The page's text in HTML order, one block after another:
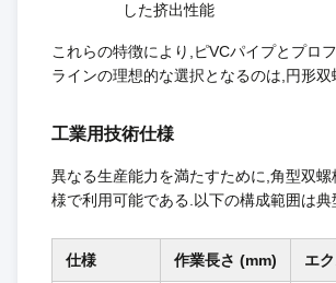
した挤出性能
これらの特徴により,ピVCパイプとプロ
ラインの理想的な選択となるのは,円形双
工業用技術仕様
異なる生産能力を満たすために,角型双
様で利用可能である.以下の構成範囲は典
仕様 作業長さ (mm) エ